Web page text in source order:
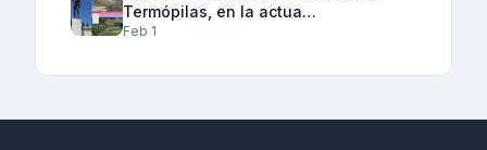
Termópilas, en la actua…
Feb 1